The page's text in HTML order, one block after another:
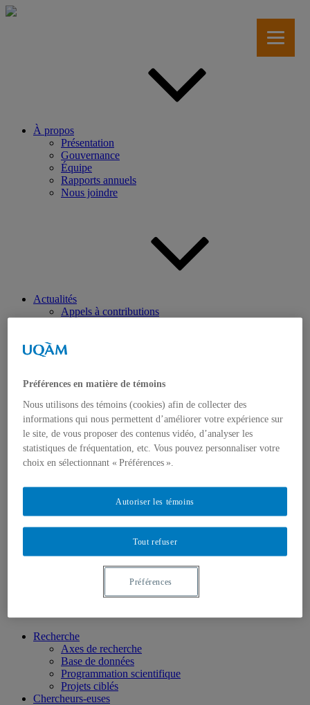
Aller
À propos
Présentation
Gouvernance
Équipe
Rapports annuels
Nous joindre
Actualités
Appels à contributions
Dans les médias
Activités
Colloque international CRISES
Perspectives et dialogue
Vidéos et baladodiffusions
Recherche
Axes de recherche
Base de données
Programmation scientifique
Projets ciblés
Chercheurs-euses
Préférences en matière de témoins
Nous utilisons des témoins (cookies) afin de collecter des
informations qui nous permettent d’améliorer votre expérience sur
le site, de vous proposer des contenus vidéo, d’analyser les
statistiques de fréquentation, etc. Vous pouvez personnaliser votre
choix en sélectionnant « Préférences ».
Tout refuser
Autoriser les témoins
Préférences